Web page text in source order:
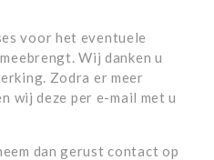
voor het eventuele
Wij danken u
Zodra er meer
wij deze per e-mail met u
dan gerust contact op